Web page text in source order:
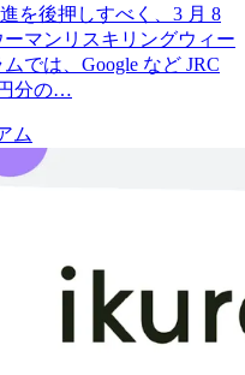
を後押しすべく、3 月 8
マンリスキリングウィー
では、Google など JRC
分の…
ム